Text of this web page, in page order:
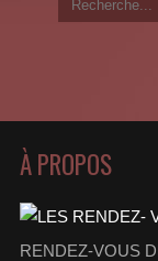
À PROPOS
RENDEZ-VOUS